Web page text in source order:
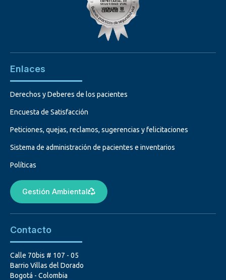
Enlaces
Derechos y Deberes de los pacientes
Encuesta de Satisfacción
Peticiones, quejas, reclamos, sugerencias y felicitaciones
Sistema de administración de pacientes e inventarios
Políticas
Gestión Ambiental
Contacto
Calle 70bis # 107 - 05
Barrio Villas del Dorado
Bogotá - Colombia